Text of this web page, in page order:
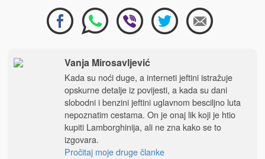
Vanja Mirosavljević
Kada su noći duge, a interneti jeftini istražuje
opskurne detalje iz povijesti, a kada su dani
slobodni i benzini jeftini uglavnom besciljno luta
nepoznatim cestama. On je onaj lik koji je htio
kupiti Lamborghinija, ali ne zna kako se to
izgovara.
Pročitaj moje druge članke